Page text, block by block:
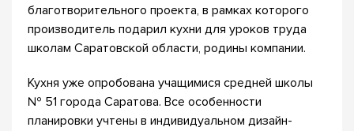
благотворительного проекта, в рамках которого
производитель подарил кухни для уроков труда
школам Саратовской области, родины компании.
Кухня уже опробована учащимися средней школы
№ 51 города Саратова. Все особенности
планировки учтены в индивидуальном дизайн-